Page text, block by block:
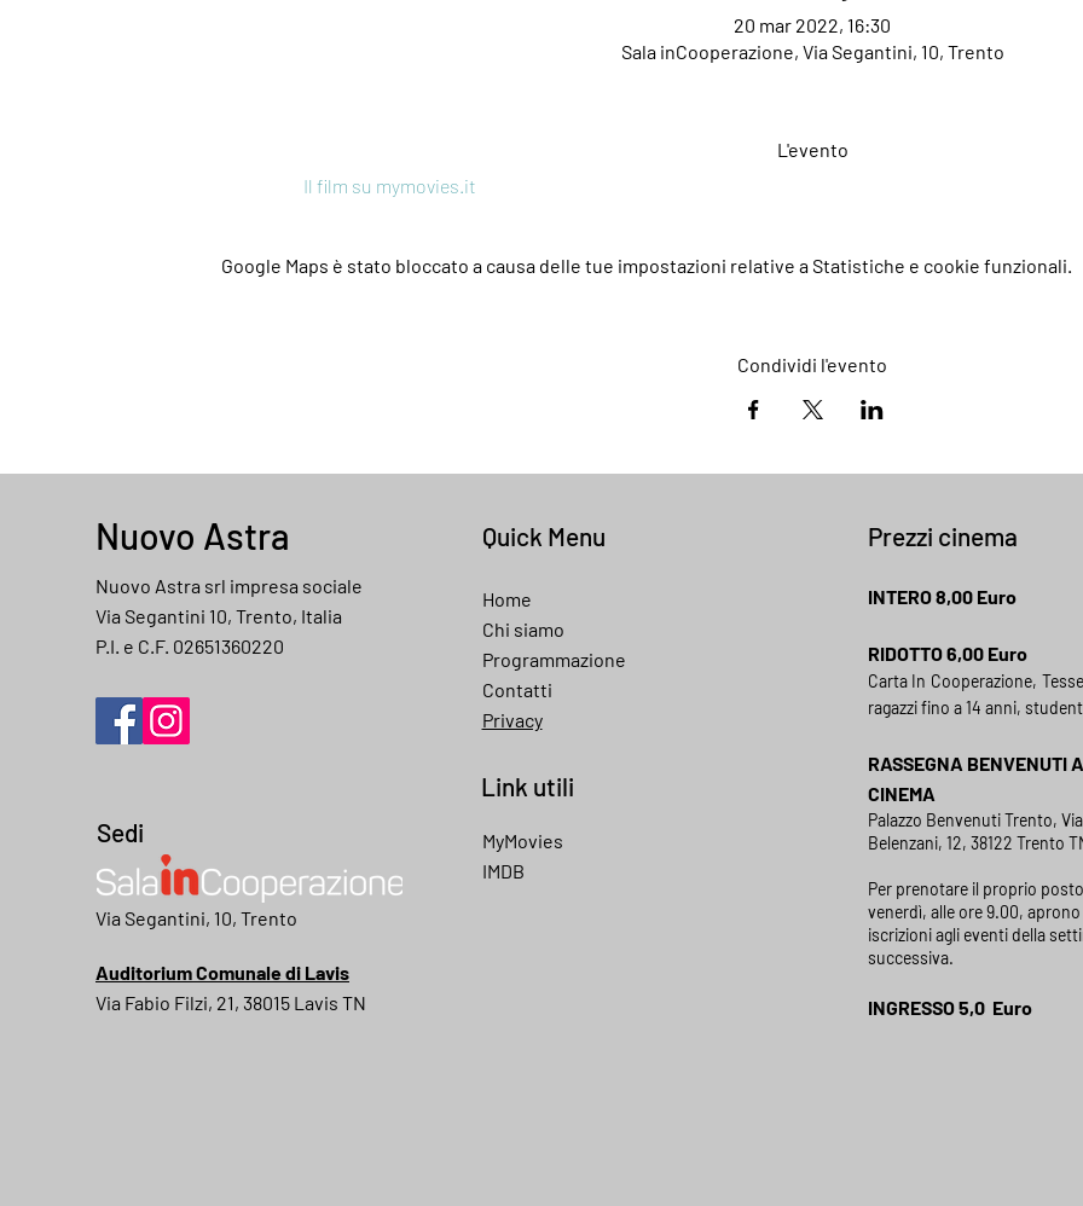
20 mar 2022, 16:30
Sala inCooperazione, Via Segantini, 10, Trento
L'evento
Il film su mymovies.it
Google Maps è stato bloccato a causa delle tue impostazioni relative a Statistiche e cookie funzionali.
Condividi l'evento
Nuovo Astra
Nuovo Astra srl impresa sociale
Via Segantini 10, Trento, Italia
P.I. e C.F. 02651360220
Sedi
Via Segantini, 10, Trento
Auditorium Comunale di Lavis
Via Fabio Filzi, 21, 38015 Lavis TN
Quick Menu
Home
Chi siamo
Programmazione
Contatti
Privacy
Link utili
MyMovies
IMDB
Prezzi cinema
INTERO 8,00 Euro
RIDOTTO 6,00 Euro
Carta In Cooperazione,
ragazzi fino a 14 anni,
RASSEGNA BENVENUTI
CINEMA
Palazzo Benvenuti Trento,
Belenzani, 12, 38122 Trento
Per prenotare il proprio
venerdì, alle ore 9.00, aprono
iscrizioni agli eventi della
successiva.
INGRESSO 5,0 Euro